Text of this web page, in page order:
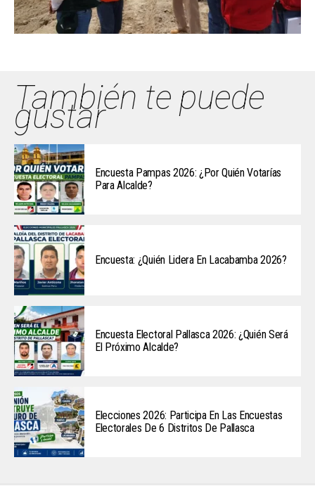
También te puede
gustar
Encuesta Pampas 2026: ¿Por Quién Votarías
Para Alcalde?
Encuesta: ¿Quién Lidera En Lacabamba 2026?
Encuesta Electoral Pallasca 2026: ¿Quién Será
El Próximo Alcalde?
Elecciones 2026: Participa En Las Encuestas
Electorales De 6 Distritos De Pallasca